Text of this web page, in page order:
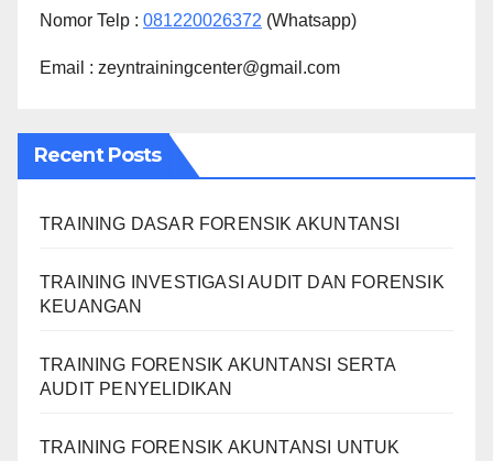
Nomor Telp : 081220026372 (Whatsapp)
Email : zeyntrainingcenter@gmail.com
Recent Posts
TRAINING DASAR FORENSIK AKUNTANSI
TRAINING INVESTIGASI AUDIT DAN FORENSIK
KEUANGAN
TRAINING FORENSIK AKUNTANSI SERTA
AUDIT PENYELIDIKAN
TRAINING FORENSIK AKUNTANSI UNTUK